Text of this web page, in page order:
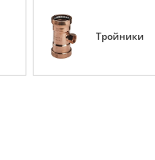
Тройники